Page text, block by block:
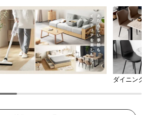
ダイニング